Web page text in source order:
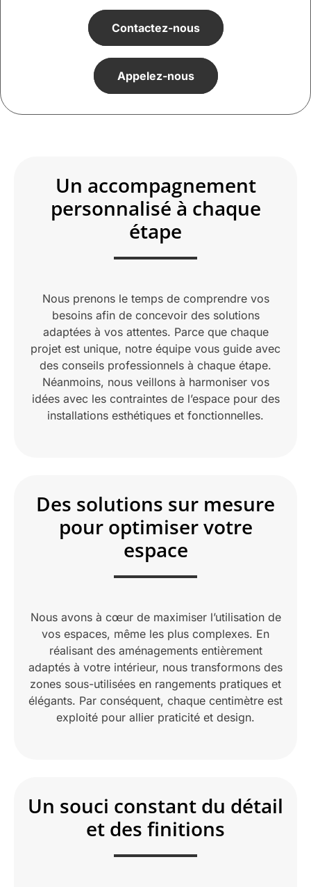
Contactez-nous
Appelez-nous
Un accompagnement
personnalisé à chaque
étape
Nous prenons le temps de comprendre vos
besoins afin de concevoir des solutions
adaptées à vos attentes. Parce que chaque
projet est unique, notre équipe vous guide avec
des conseils professionnels à chaque étape.
Néanmoins, nous veillons à harmoniser vos
idées avec les contraintes de l’espace pour des
installations esthétiques et fonctionnelles.
Des solutions sur mesure
pour optimiser votre
espace
Nous avons à cœur de maximiser l’utilisation de
vos espaces, même les plus complexes. En
réalisant des aménagements entièrement
adaptés à votre intérieur, nous transformons des
zones sous-utilisées en rangements pratiques et
élégants. Par conséquent, chaque centimètre est
exploité pour allier praticité et design.
Un souci constant du détail
et des finitions